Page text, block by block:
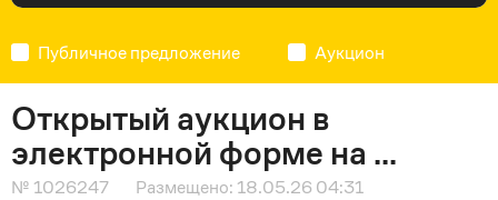
Публичное предложение Аукцион
Открытый аукцион в
электронной форме на ...
№ 1026247 Размещено: 18.05.26 04:31